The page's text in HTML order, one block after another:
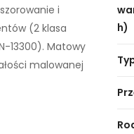
i
(2 klasa
13300). Matowy
malowanej
h)